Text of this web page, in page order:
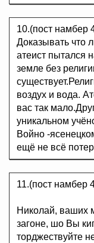
10.(пост намбер
Доказывать что
атеист пытался
земле без
воздух и вода.
вас так
уникальном
Войно -
ещё не всё
11.(пост намбер
Николай, ваших
загоне, шо Вы
торджествуйте